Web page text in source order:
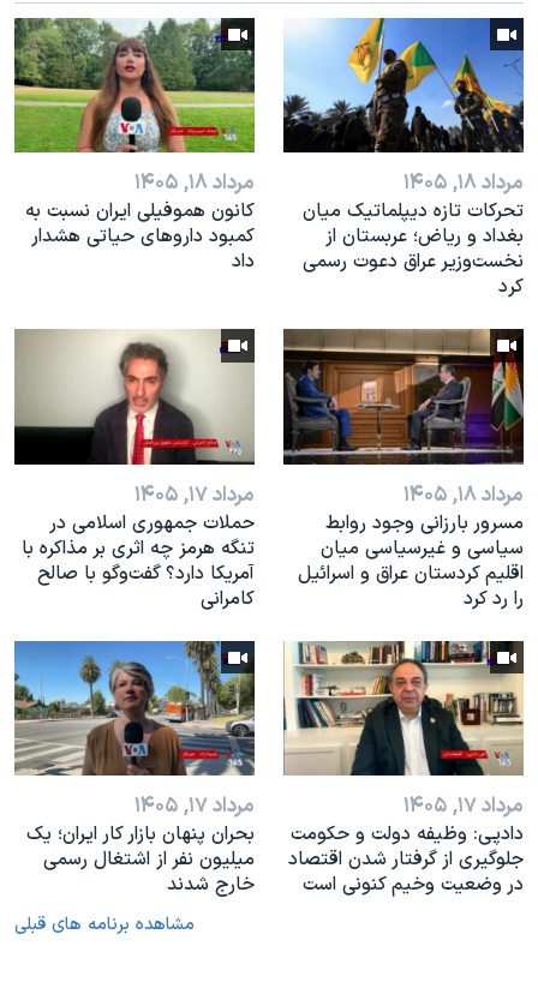
نرگس محمدی برنده جایزه نوبل صلح
همایش محافظه‌کاران آمریکا «سی‌پک»
صفحه‌های ویژه
سفر پرزیدنت ترامپ به چینمرداد ۱۸, ۱۴۰۵
تحرکات تازه دیپلماتیک میان
بغداد و ریاض؛ عربستان از
نخست‌وزیر عراق دعوت رسمی
کرد
مرداد ۱۸, ۱۴۰۵
کانون هموفیلی ایران نسبت به
کمبود داروهای حیاتی هشدار
داد
مرداد ۱۸, ۱۴۰۵
مسرور بارزانی وجود روابط
سیاسی و غیرسیاسی میان
اقلیم کردستان عراق و اسرائيل
را رد کرد
مرداد ۱۷, ۱۴۰۵
حملات جمهوری اسلامی در
تنگه هرمز چه اثری بر مذاکره با
آمریکا دارد؟ گفت‌وگو با صالح
کامرانی
مرداد ۱۷, ۱۴۰۵
دادپی: وظیفه دولت و حکومت
جلوگیری از گرفتار شدن اقتصاد
در وضعیت وخیم کنونی است
مرداد ۱۷, ۱۴۰۵
بحران پنهان بازار کار ایران؛ یک
میلیون نفر از اشتغال رسمی
خارج شدند
مشاهده برنامه های قبلی